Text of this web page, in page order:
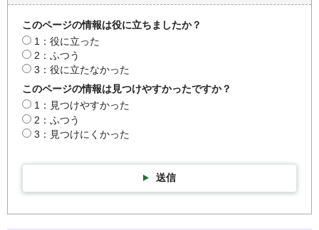
このページの情報は役に立ちましたか？
1：役に立った
2：ふつう
3：役に立たなかった
このページの情報は見つけやすかったですか？
1：見つけやすかった
2：ふつう
3：見つけにくかった
送信